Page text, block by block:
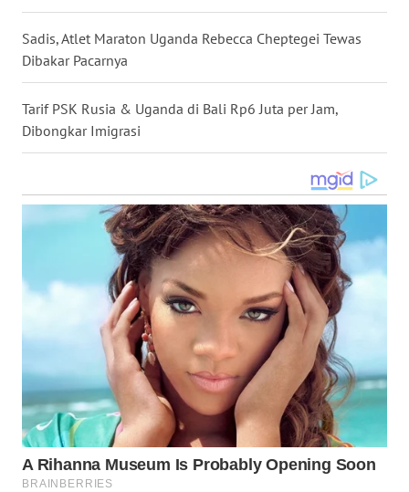
Sadis, Atlet Maraton Uganda Rebecca Cheptegei Tewas
Dibakar Pacarnya
Tarif PSK Rusia & Uganda di Bali Rp6 Juta per Jam,
Dibongkar Imigrasi
NUSANTARA
JOGJA
WN
WN
WN
KALTENG
WN
KALTARA